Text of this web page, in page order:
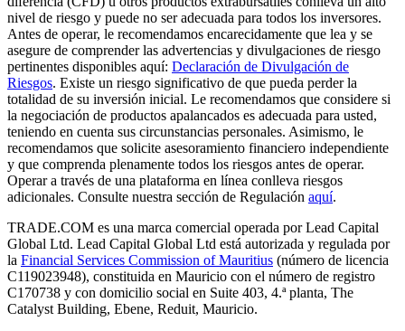
nivel de riesgo y puede no ser adecuada para todos los inversores.
Antes de operar, le recomendamos encarecidamente que lea y se
asegure de comprender las advertencias y divulgaciones de riesgo
pertinentes disponibles aquí: Declaración de Divulgación de
Riesgos. Existe un riesgo significativo de que pueda perder la
totalidad de su inversión inicial. Le recomendamos que considere si
la negociación de productos apalancados es adecuada para usted,
teniendo en cuenta sus circunstancias personales. Asimismo, le
recomendamos que solicite asesoramiento financiero independiente
y que comprenda plenamente todos los riesgos antes de operar.
Operar a través de una plataforma en línea conlleva riesgos
adicionales. Consulte nuestra sección de Regulación aquí.
TRADE.COM es una marca comercial operada por Lead Capital
Global Ltd. Lead Capital Global Ltd está autorizada y regulada por
la Financial Services Commission of Mauritius (número de licencia
C119023948), constituida en Mauricio con el número de registro
C170738 y con domicilio social en Suite 403, 4.ª planta, The
Catalyst Building, Ebene, Reduit, Mauricio.